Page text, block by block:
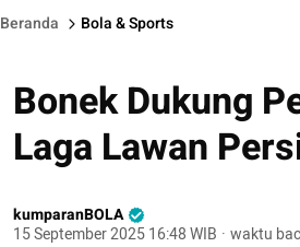
Beranda Bola & Sports
Bonek Dukung
Laga Lawan
kumparanBOLA
15 September 2025 16:48 WIB · waktu